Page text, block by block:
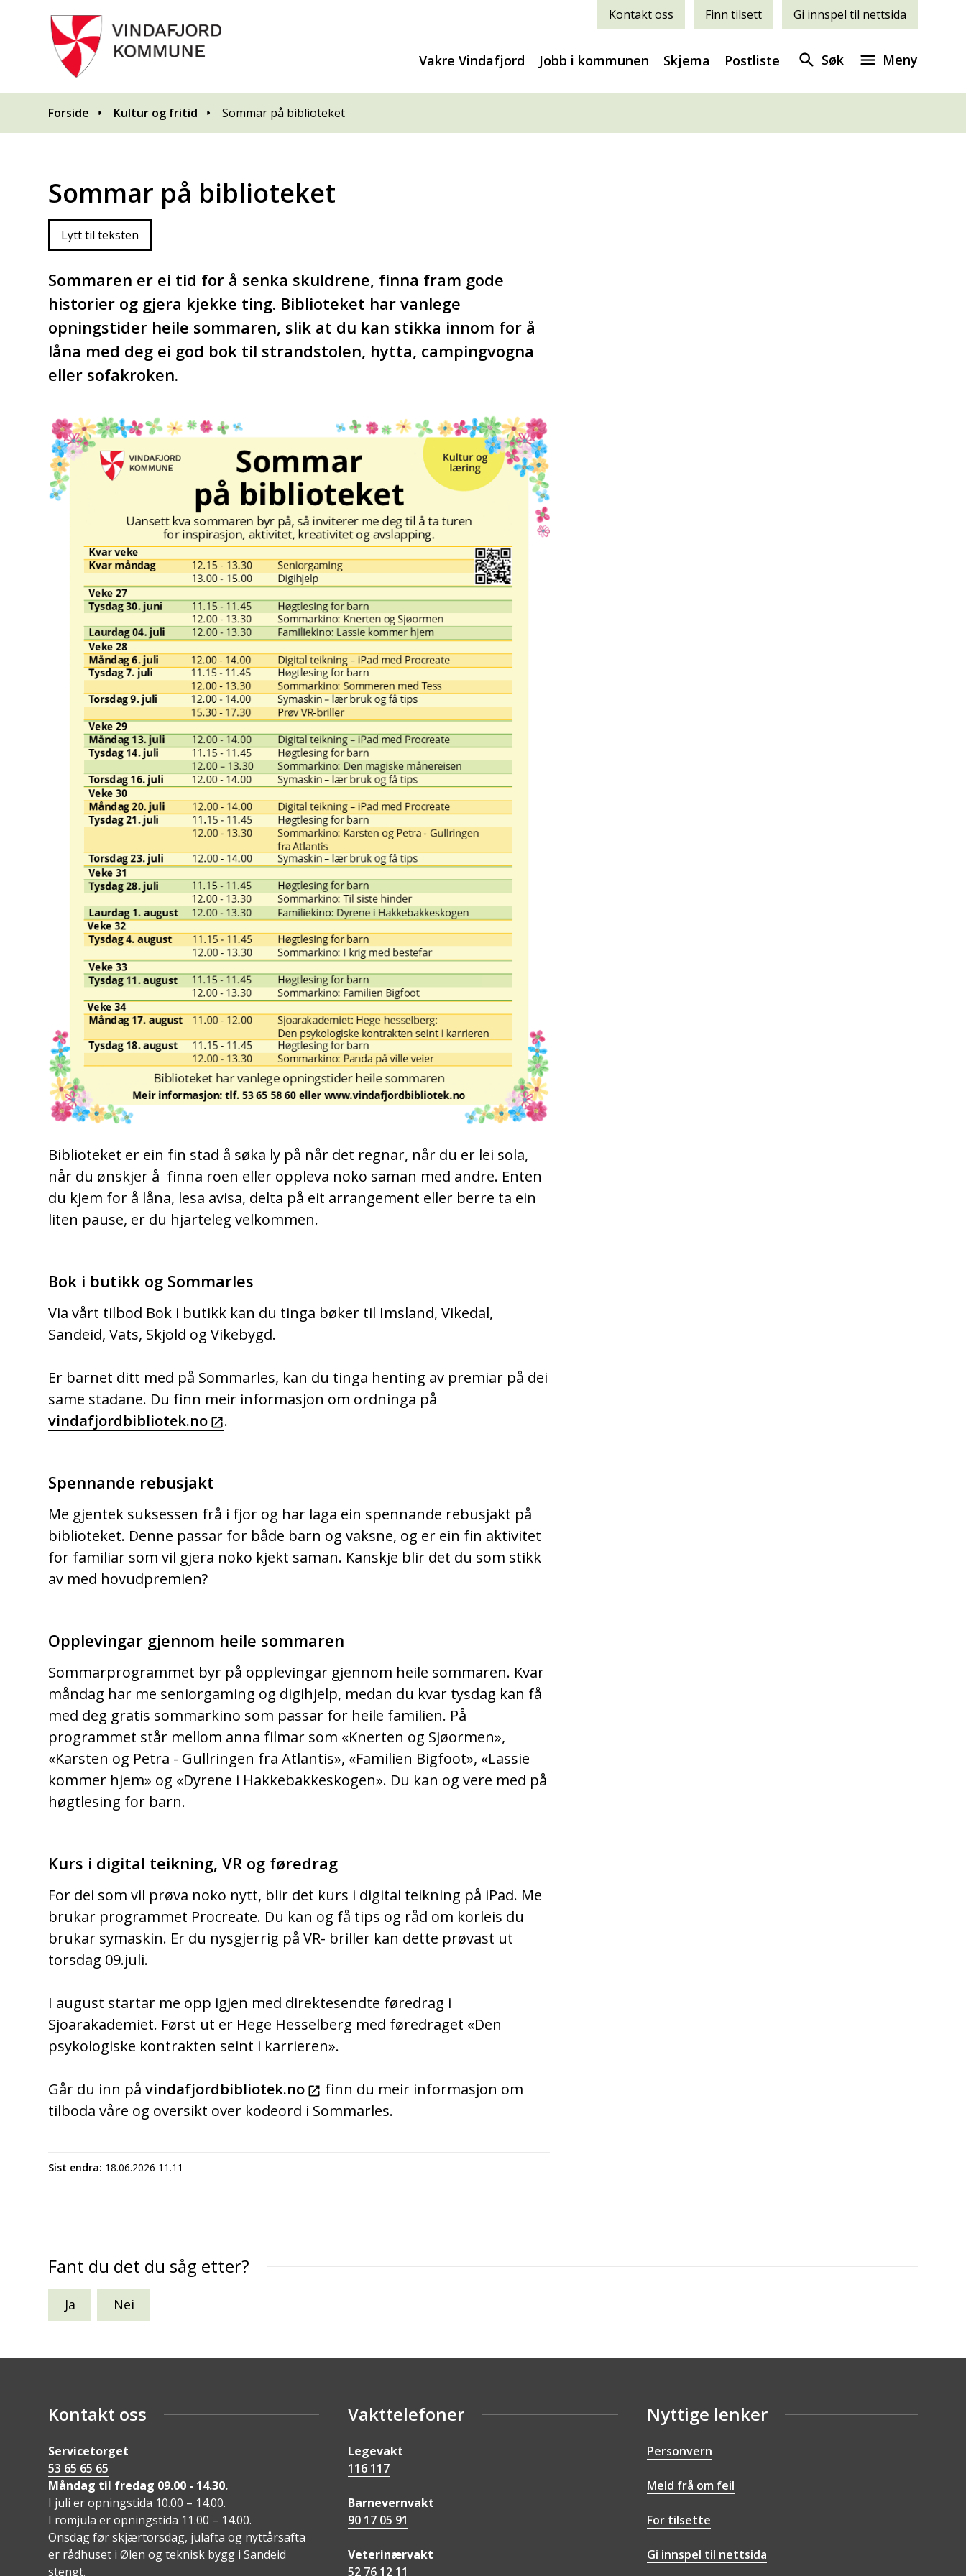
Kontakt oss Finn tilsett Gi innspel til nettsida
Vakre Vindafjord Jobb i kommunen Skjema Postliste Søk Meny
Du er her:
Forside Kultur og fritid Sommar på biblioteket
Sommar på biblioteket
Lytt til teksten
Sommaren er ei tid for å senka skuldrene, finna fram gode
historier og gjera kjekke ting. Biblioteket har vanlege
opningstider heile sommaren, slik at du kan stikka innom for å
låna med deg ei god bok til strandstolen, hytta, campingvogna
eller sofakroken.
Biblioteket er ein fin stad å søka ly på når det regnar, når du er lei sola,
når du ønskjer å finna roen eller oppleva noko saman med andre. Enten
du kjem for å låna, lesa avisa, delta på eit arrangement eller berre ta ein
liten pause, er du hjarteleg velkommen.
Bok i butikk og Sommarles
Via vårt tilbod Bok i butikk kan du tinga bøker til Imsland, Vikedal,
Sandeid, Vats, Skjold og Vikebygd.
Er barnet ditt med på Sommarles, kan du tinga henting av premiar på dei
same stadane. Du finn meir informasjon om ordninga på
vindafjordbibliotek.no
.
Spennande rebusjakt
Me gjentek suksessen frå i fjor og har laga ein spennande rebusjakt på
biblioteket. Denne passar for både barn og vaksne, og er ein fin aktivitet
for familiar som vil gjera noko kjekt saman. Kanskje blir det du som stikk
av med hovudpremien?
Opplevingar gjennom heile sommaren
Sommarprogrammet byr på opplevingar gjennom heile sommaren. Kvar
måndag har me seniorgaming og digihjelp, medan du kvar tysdag kan få
med deg gratis sommarkino som passar for heile familien. På
programmet står mellom anna filmar som «Knerten og Sjøormen»,
«Karsten og Petra - Gullringen fra Atlantis», «Familien Bigfoot», «Lassie
kommer hjem» og «Dyrene i Hakkebakkeskogen». Du kan og vere med på
høgtlesing for barn.
Kurs i digital teikning, VR og føredrag
For dei som vil prøva noko nytt, blir det kurs i digital teikning på iPad. Me
brukar programmet Procreate. Du kan og få tips og råd om korleis du
brukar symaskin. Er du nysgjerrig på VR- briller kan dette prøvast ut
torsdag 09.juli.
I august startar me opp igjen med direktesendte føredrag i
Sjoarakademiet. Først ut er Hege Hesselberg med føredraget «Den
psykologiske kontrakten seint i karrieren».
Går du inn påvindafjordbibliotek.no
finn du meir informasjon om
tilboda våre og oversikt over kodeord i Sommarles.
Sist endra 18.06.2026 11.11
Fant du det du såg etter?
Ja Nei
Kontakt oss
Servicetorget
53 65 65 65
Måndag til fredag 09.00 - 14.30.
I juli er opningstida 10.00 – 14.00.
I romjula er opningstida 11.00 – 14.00.
Onsdag før skjærtorsdag, julafta og nyttårsafta
er rådhuset i Ølen og teknisk bygg i Sandeid
stengt.
Vakttelefoner
Legevakt
116 117
Barnevernvakt
90 17 05 91
Veterinærvakt
52 76 12 11
Nyttige lenker
Personvern
Meld frå om feil
For tilsette
Gi innspel til nettsida